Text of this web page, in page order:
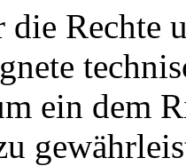
die Rechte
ein dem